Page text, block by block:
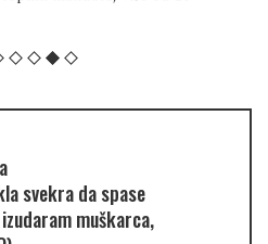
svekra da spase
muškarca,